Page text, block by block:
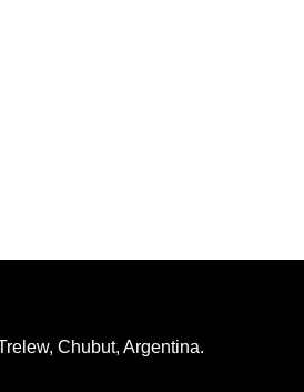
Chubut, Argentina.